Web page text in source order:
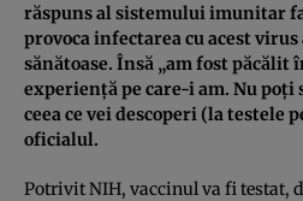
răspuns al sistemului imunitar
provoca infectarea cu acest virus
sănătoase. Însă „am fost păcălit
experienţă pe care-i am. Nu poţi
ceea ce vei descoperi (la testele
oficialul.
Potrivit NIH, vaccinul va fi testat,